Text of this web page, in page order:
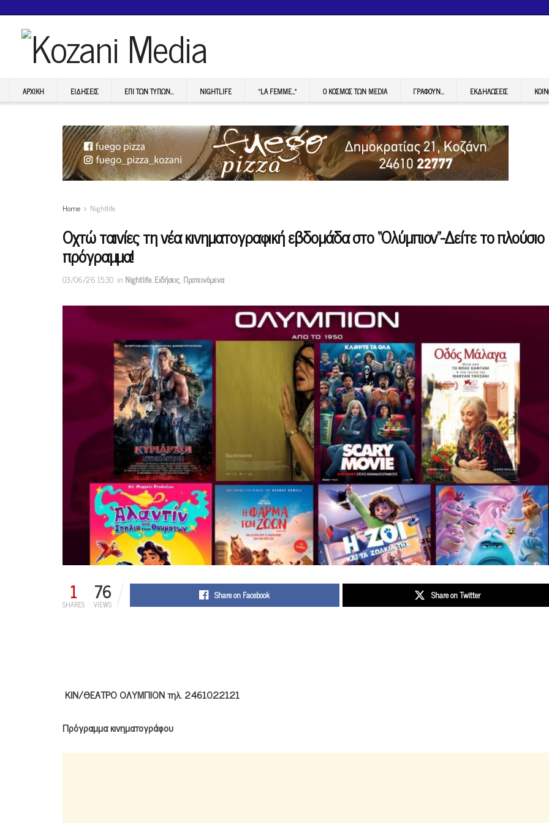
ΑΡΧΙΚΉ ΕΙΔΉΣΕΙΣ ΕΠI ΤΩΝ ΤΥΠΩΝ… NIGHTLIFE “LA FEMME…” Ο ΚΟΣΜΟΣ ΤΩΝ MEDIA ΓΡΆΦΟΥΝ… ΕΚΔΗΛΏΣΕΙΣ
Home Nightlife
Οχτώ ταινίες τη νέα κινηματογραφική εβδομάδα στο “Ολύμπιον”-Δείτε το πλούσιο
πρόγραμμα!
03/06/26 15:30 in Nightlife,Ειδήσεις,Προτεινόμενα
1
SHARES 76
VIEWS
Share on Facebook Share on Twitter
ΚΙΝ/ΘΕΑΤΡΟ ΟΛΥΜΠΙΟΝ τηλ. 2461022121
Πρόγραμμα κινηματογράφου